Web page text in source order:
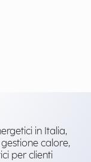
in Italia,
calore,
per clienti